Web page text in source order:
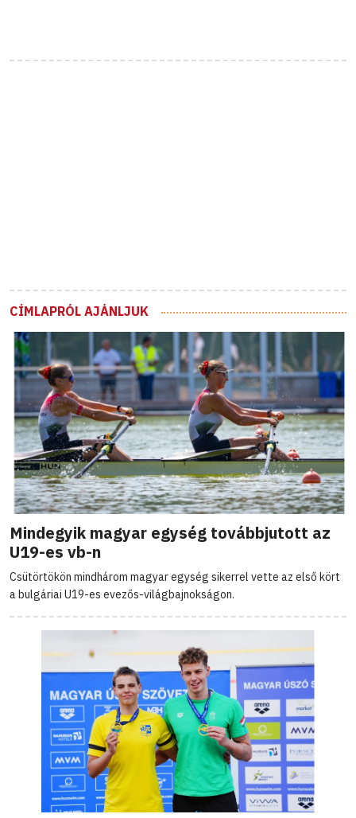
CÍMLAPRÓL AJÁNLJUK
Mindegyik magyar egység továbbjutott az
U19-es vb-n
Csütörtökön mindhárom magyar egység sikerrel vette az első kört
a bulgáriai U19-es evezős-világbajnokságon.